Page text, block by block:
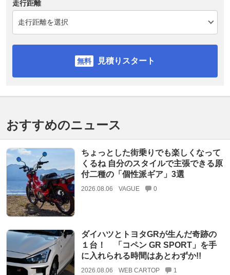
走行距離
見積りスタート
おすすめのニュース
ちょっとした街乗りでも楽しくなって
くるね 自分のスタイルで主張できる原
付二種の「個性派ギア」3選
2026.08.06 VAGUE 0
ダイハツとトヨタGRが生んだ奇跡の
１台！ 「コペン GR SPORT」を手
に入れられる時間はあとわずか!!
2026.08.06 WEB CARTOP 1